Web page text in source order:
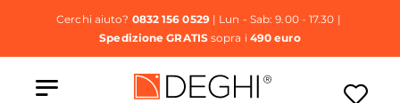
Cerchi aiuto? 0832 156 0529| Lun - Sab: 9.00 - 17.30 |
Spedizione GRATISsopra i 490 euro